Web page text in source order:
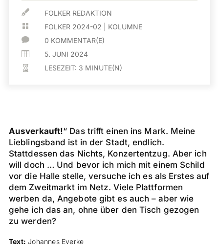
 FOLKER REDAKTION
 FOLKER 2024-02 KOLUMNE
 0 KOMMENTAR(E)
 5. JUNI 2024
 LESEZEIT: 3 MINUTE(N)
Ausverkauft!“ Das trifft einen ins Mark. Meine
Lieblingsband ist in der Stadt, endlich.
Stattdessen das Nichts, Konzertentzug. Aber ich
will doch … Und bevor ich mich mit einem Schild
vor die Halle stelle, versuche ich es als Erstes auf
dem Zweitmarkt im Netz. Viele Plattformen
werben da, Angebote gibt es auch – aber wie
gehe ich das an, ohne über den Tisch gezogen
zu werden?
Text: Johannes Everke